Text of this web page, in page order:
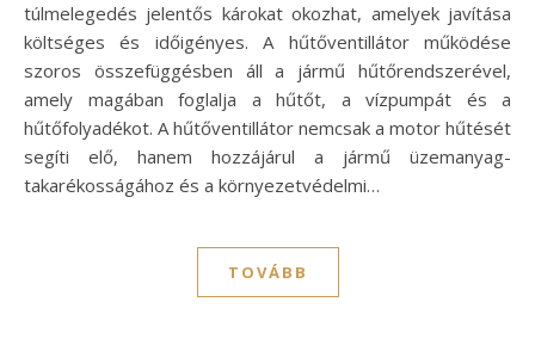
túlmelegedés jelentős károkat okozhat, amelyek javítása
költséges és időigényes. A hűtőventillátor működése
szoros összefüggésben áll a jármű hűtőrendszerével,
amely magában foglalja a hűtőt, a vízpumpát és a
hűtőfolyadékot. A hűtőventillátor nemcsak a motor hűtését
segíti elő, hanem hozzájárul a jármű üzemanyag-
takarékosságához és a környezetvédelmi…
TOVÁBB